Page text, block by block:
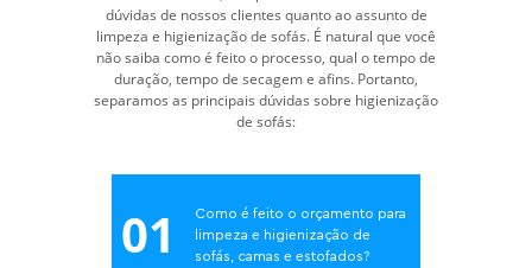
dúvidas de nossos clientes quanto ao assunto de
limpeza e higienização de sofás. É natural que você
não saiba como é feito o processo, qual o tempo de
duração, tempo de secagem e afins. Portanto,
separamos as principais dúvidas sobre higienização
de sofás:
01
Como é feito o orçamento para
limpeza e higienização de
sofás, camas e estofados?